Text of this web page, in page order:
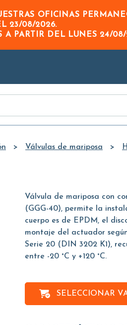
Main
OFICINAS
23/08/2026.
A PARTIR DEL LUNES 24/
Válvulas de mariposa
Válvula de mariposa con
(GGG-40), permite la
cuerpo es de EPDM, el
montaje del actuador
Serie 20 (DIN 3202 K1),
entre -20 °C y +120 °C.
SELECCIONAR